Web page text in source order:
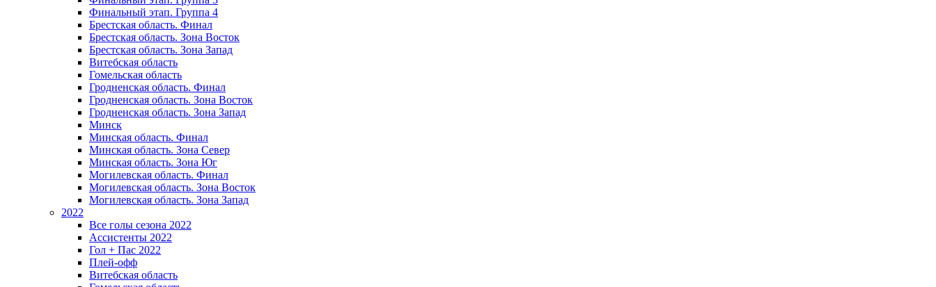
Финальный этап. Группа 4
Брестская область. Финал
Брестская область. Зона Восток
Брестская область. Зона Запад
Витебская область
Гомельская область
Гродненская область. Финал
Гродненская область. Зона Восток
Гродненская область. Зона Запад
Минск
Минская область. Финал
Минская область. Зона Север
Минская область. Зона Юг
Могилевская область. Финал
Могилевская область. Зона Восток
Могилевская область. Зона Запад
2022
Все голы сезона 2022
Ассистенты 2022
Гол + Пас 2022
Плей-офф
Витебская область